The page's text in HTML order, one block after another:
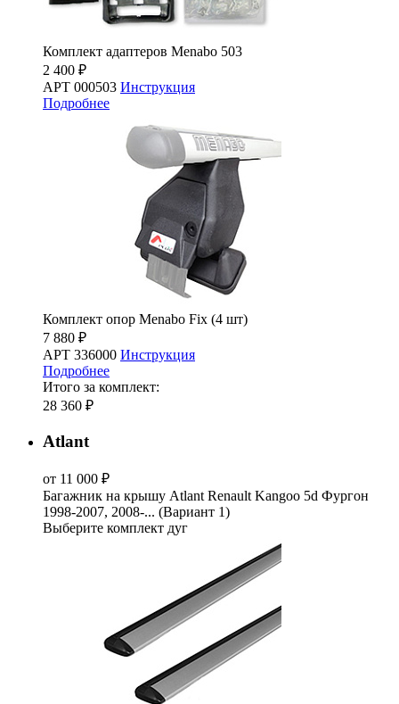
Комплект адаптеров Menabo 503
2 400 ₽
АРТ 000503 Инструкция
Подробнее
Комплект опор Menabo Fix (4 шт)
7 880 ₽
АРТ 336000 Инструкция
Подробнее
Итого за комплект:
28 360 ₽
Atlant
от 11 000 ₽
Багажник на крышу Atlant Renault Kangoo 5d Фургон
1998-2007, 2008-... (Вариант 1)
Выберите комплект дуг